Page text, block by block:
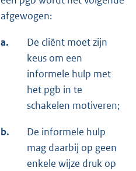
afgewogen:
a.
De cliënt moet zijn
keus om een
informele hulp met
het pgb in te
schakelen motiveren;
b.
De informele hulp
mag daarbij op geen
enkele wijze druk op